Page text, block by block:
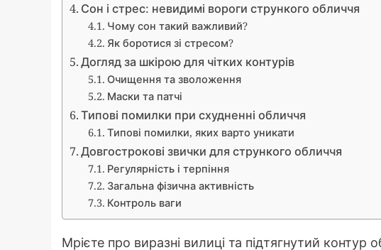
Сон і стрес: невидимі вороги стрункого обличчя
Чому сон такий важливий?
Як боротися зі стресом?
Догляд за шкірою для чітких контурів
Очищення та зволоження
Маски та патчі
Типові помилки при схудненні обличчя
Типові помилки, яких варто уникати
Довгострокові звички для стрункого обличчя
Регулярність і терпіння
Загальна фізична активність
Контроль ваги
Мрієте про виразні вилиці та підтягнутий контур